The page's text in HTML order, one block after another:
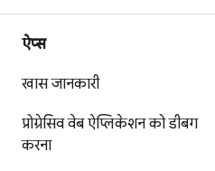
ऐप्स
खास जानकारी
प्रोग्रेसिव वेब ऐप्लिकेशन को डीबग
करना